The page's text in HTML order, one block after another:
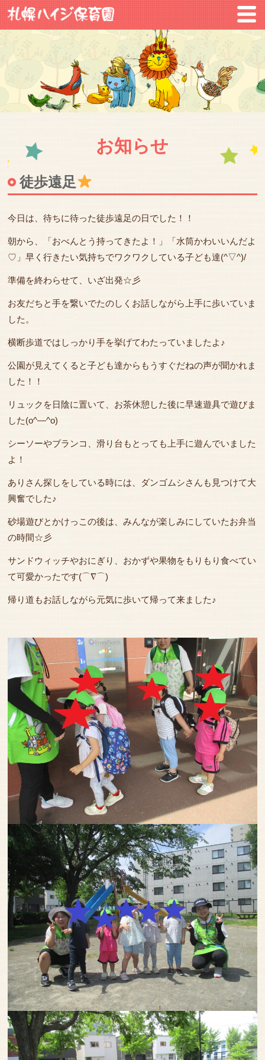
お知らせ
徒歩遠足
今日は、待ちに待った徒歩遠足の日でした！！
朝から、「おべんとう持ってきたよ！」「水筒かわいいんだよ
♡」早く行きたい気持ちでワクワクしている子ども達(^▽^)/
準備を終わらせて、いざ出発☆彡
お友だちと手を繋いでたのしくお話しながら上手に歩いていま
した。
横断歩道ではしっかり手を挙げてわたっていましたよ♪
公園が見えてくると子ども達からもうすぐだねの声が聞かれま
した！！
リュックを日陰に置いて、お茶休憩した後に早速遊具で遊びま
した(o^―^o)
シーソーやブランコ、滑り台もとっても上手に遊んでいました
よ！
ありさん探しをしている時には、ダンゴムシさんも見つけて大
興奮でした♪
砂場遊びとかけっこの後は、みんなが楽しみにしていたお弁当
の時間☆彡
サンドウィッチやおにぎり、おかずや果物をもりもり食べてい
て可愛かったです(⌒∇⌒)
帰り道もお話しながら元気に歩いて帰って来ました♪